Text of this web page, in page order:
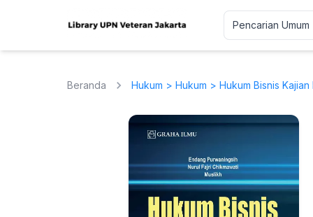
Beranda Hukum > Hukum > Hukum Bisnis